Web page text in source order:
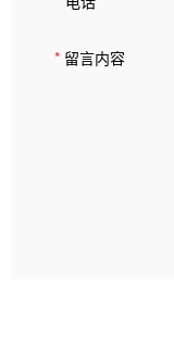
* 留言内容